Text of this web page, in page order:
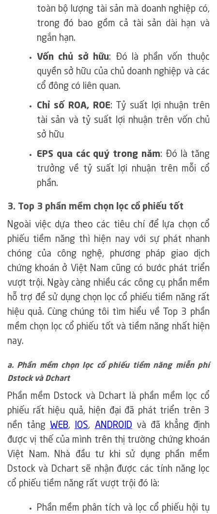
toàn bộ lượng tài sản mà doanh nghiệp có,
trong đó bao gồm cả tài sản dài hạn và
ngắn hạn.
Vốn chủ sở hữu: Đó là phần vốn thuộc
quyền sở hữu của chủ doanh nghiệp và các
cổ đông có liên quan.
Chỉ số ROA, ROE: Tỷ suất lợi nhuận trên
tài sản và tỷ suất lợi nhuận trên vốn chủ
sở hữu
EPS qua các quý trong năm: Đó là tăng
trưởng về tỷ suất lợi nhuận trên mỗi cổ
phần.
3. Top 3 phần mềm chọn lọc cổ phiếu tốt
Ngoài việc dựa theo các tiêu chí để lựa chọn cổ
phiếu tiềm năng thì hiện nay với sự phát nhanh
chóng của công nghệ, phương pháp giao dịch
chứng khoán ở Việt Nam cũng có bước phát triển
vượt trội. Ngày càng nhiều các công cụ phần mềm
hỗ trợ để sử dụng chọn lọc cổ phiếu tiềm năng rất
hiệu quả. Cùng chúng tôi tìm hiểu về Top 3 phần
mềm chọn lọc cổ phiếu tốt và tiềm năng nhất hiện
nay.
a. Phần mềm chọn lọc cổ phiếu tiềm năng miễn phí
Dstock và Dchart
Phần mềm Dstock và Dchart là phần mềm lọc cổ
phiếu rất hiệu quả, hiện đại đã phát triển trên 3
nền tảng WEB, IOS, ANDROID và đã khẳng định
được vị thế của mình trên thị trường chứng khoán
Việt Nam. Nhà đầu tư khi sử dụng phần mềm
Dstock và Dchart sẽ nhận được các tính năng lọc
cổ phiếu tiềm năng rất vượt trội đó là:
Phần mềm phân tích và lọc cổ phiếu hội tụ